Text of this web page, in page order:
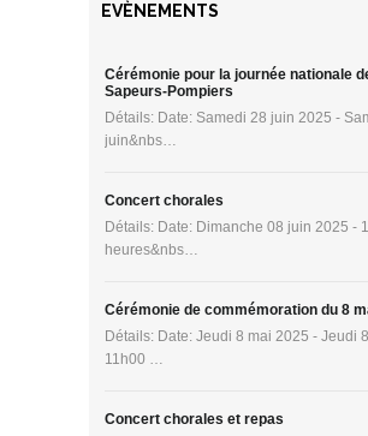
EVÈNEMENTS
Cérémonie pour la journée nationale
Sapeurs-Pompiers
Détails: Date: Samedi 28 juin 2025 -
juin&nbs…
Concert chorales
Détails: Date: Dimanche 08 juin 2025 -
heures&nbs…
Cérémonie de commémoration du 8
Détails: Date: Jeudi 8 mai 2025 - Jeudi
11h00 …
Concert chorales et repas